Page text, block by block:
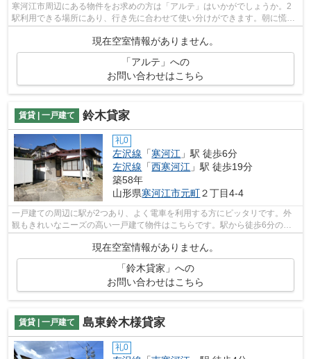
寒河江市周辺にある物件をお求めの方は「アルテ」はいかがでしょうか。2
駅利用できる場所にあり、行き先に合わせて使い分けができます。朝に慌て
ることなく行動するために駅から徒歩6...
現在空室情報がありません。
「アルテ」への
お問い合わせはこちら
賃貸 | 一戸建て 鈴木貸家
礼0
左沢線 「寒河江 」駅 徒歩6分
左沢線 「西寒河江 」駅 徒歩19分
築58年
山形県寒河江市元町２丁目4-4
一戸建ての周辺に駅が2つあり、よく電車を利用する方にピッタリです。外
観もきれいなニーズの高い一戸建て物件はこちらです。駅から徒歩6分の一
戸建てで、電車での通勤にも便利な立地...
現在空室情報がありません。
「鈴木貸家」への
お問い合わせはこちら
賃貸 | 一戸建て 島東鈴木様貸家
礼0